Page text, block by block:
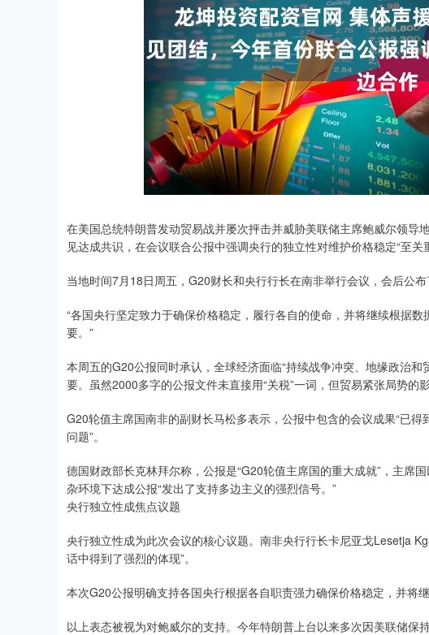
在美国总统特朗普发动贸易战并屡次抨击并威胁美联储主席鲍威尔领
见达成共识，在会议联合公报中强调央行的独立性对维护价格稳定“至关
当地时间7月18日周五，G20财长和央行行长在南非举行会议，会后公
“各国央行坚定致力于确保价格稳定，履行各自的使命，并将继续根据
要。”
本周五的G20公报同时承认，全球经济面临“持续战争冲突、地缘政治
要。虽然2000多字的公报文件未直接用“关税”一词，但贸易紧张局势的
G20轮值主席国南非的副财长马松多表示，公报中包含的会议成果“已
问题”。
德国财政部长克林拜尔称，公报是“G20轮值主席国的重大成就”，主席
杂环境下达成公报“发出了支持多边主义的强烈信号。”
央行独立性成焦点议题
央行独立性成为此次会议的核心议题。南非央行行长卡尼亚戈Lesetja
话中得到了强烈的体现”。
本次G20公报明确支持各国央行根据各自职责强力确保价格稳定，并将
以上表态被视为对鲍威尔的支持。今年特朗普上台以来多次因美联储保